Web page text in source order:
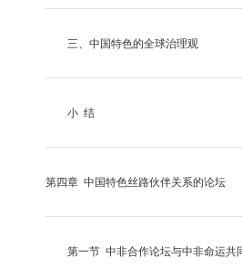
三、中国特色的全球治理观
小 结
第四章 中国特色丝路伙伴关系的论坛
第一节 中非合作论坛与中非命运共